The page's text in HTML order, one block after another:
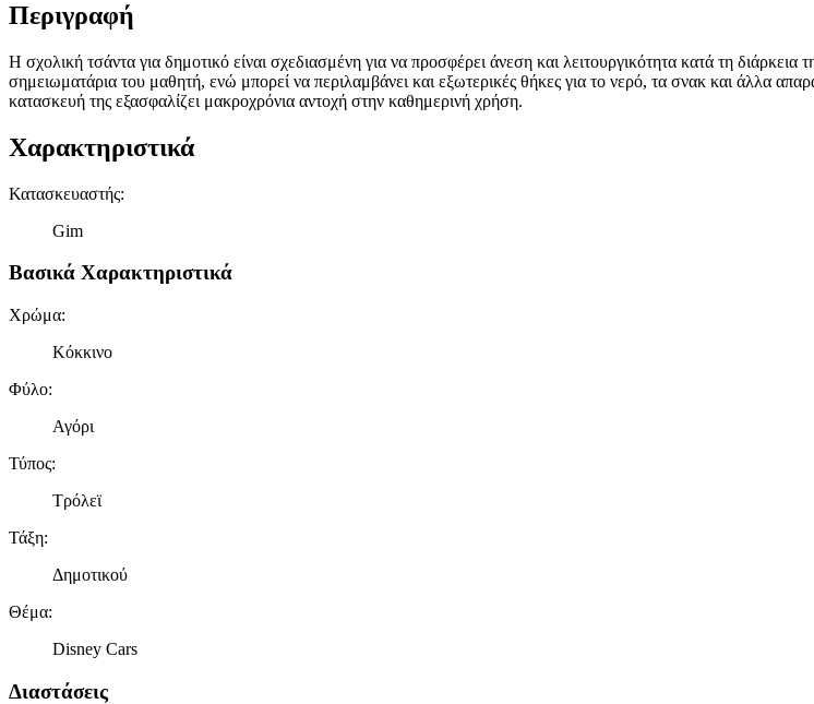
Περιγραφή
Η σχολική τσάντα για δημοτικό είναι σχεδιασμένη για να προσφέρει άνεση και λειτουργικότητα κατά τη
σημειωματάρια του μαθητή, ενώ μπορεί να περιλαμβάνει και εξωτερικές θήκες για το νερό, τα σνακ και άλλα
κατασκευή της εξασφαλίζει μακροχρόνια αντοχή στην καθημερινή χρήση.
Χαρακτηριστικά
Κατασκευαστής:
Gim
Βασικά Χαρακτηριστικά
Χρώμα:
Κόκκινο
Φύλο:
Αγόρι
Τύπος:
Τρόλεϊ
Τάξη:
Δημοτικού
Θέμα:
Disney Cars
Διαστάσεις